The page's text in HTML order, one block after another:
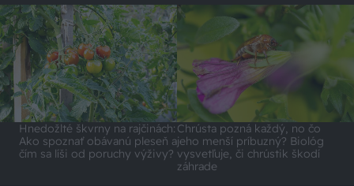
Hnedožlté škvrny na rajčinách:
Ako spoznať obávanú pleseň a
čím sa líši od poruchy výživy?
Chrústa pozná každý, no čo
jeho menší príbuzný? Biológ
vysvetľuje, či chrústik škodí
záhrade